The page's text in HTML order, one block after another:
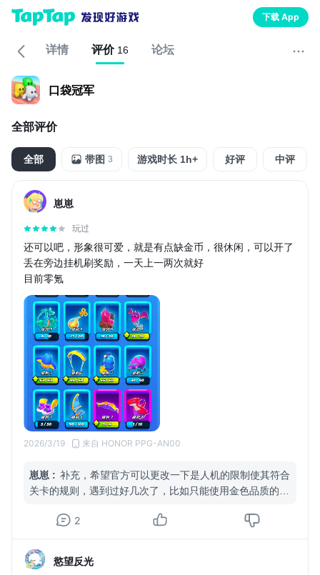
下载 App
详情 评价 16 论坛
口袋冠军
全部评价
全部 带图 3 游戏时长 1h+ 好评 中评
崽崽
玩过
还可以吧，形象很可爱，就是有点缺金币，很休闲，可以开了
丢在旁边挂机刷奖励，一天上一两次就好
目前零氪
2026/3/19 来自 HONOR PPG-AN00
崽崽 : 补充，希望官方可以更改一下是人机的限制使其符合
关卡的规则，遇到过好几次了，比如只能使用金色品质的物
被完爆了那把
2
慾望反光